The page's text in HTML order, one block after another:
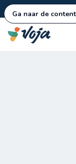
Ga naar de content